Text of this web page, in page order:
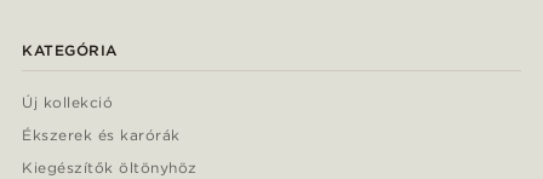
KATEGÓRIA
Új kollekció
Ékszerek és karórák
Kiegészítők öltönyhöz